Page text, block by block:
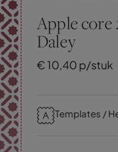
Apple core
Daley
€10,40 p/stuk
Templates /